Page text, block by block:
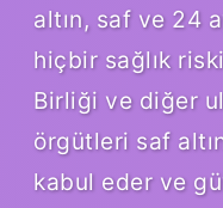
altın, saf ve 24
hiçbir sağlık
Birliği ve diğer
örgütleri saf
kabul eder ve